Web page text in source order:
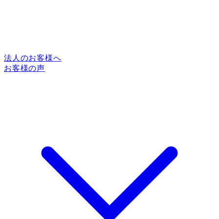
法人のお客様へ
お客様の声